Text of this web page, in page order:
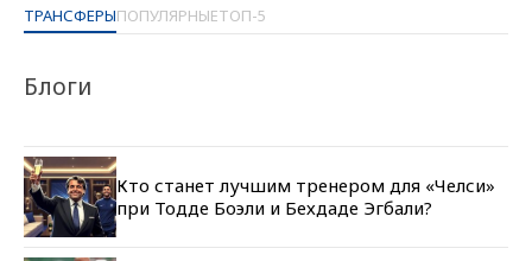
ТРАНСФЕРЫПОПУЛЯРНЫЕТОП-5
Блоги
Кто станет лучшим тренером для «Челси»
при Тодде Боэли и Бехдаде Эгбали?